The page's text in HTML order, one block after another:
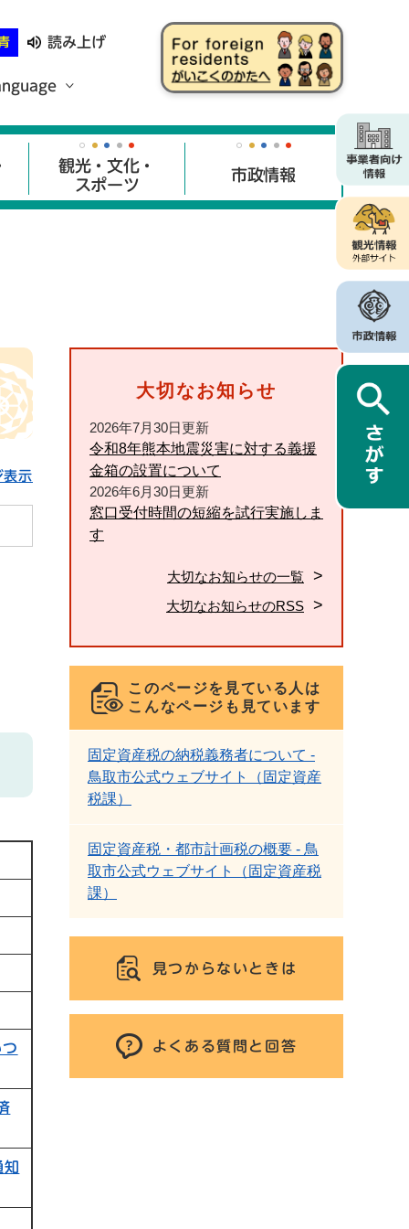
読み上げ
観光・文化・
スポーツ
市政情報
表示
大切なお知らせ
2026年7月30日更新
令和8年熊本地震災害に対する義援
金箱の設置について
2026年6月30日更新
窓口受付時間の短縮を試行実施しま
す
大切なお知らせの一覧
大切なお知らせのRSS
このページを見ている人は
こんなページも見ています
固定資産税の納税義務者について -
鳥取市公式ウェブサイト（固定資産
税課）
固定資産税・都市計画税の概要 - 鳥
取市公式ウェブサイト（固定資産税
課）
見つからないときは
よくある質問と回答